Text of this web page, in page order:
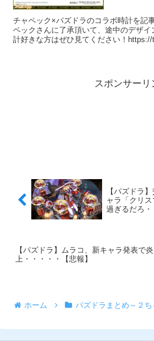
チャペック×パズドラのコラボ時計を記
ペックさんに了承頂いて、途中のデザ
計好きな方はぜひ見てください！
スポンサーリ
【パズドラ
ャラ「クリ
過ぎるだろ・
【パズドラ】ムラコ、新キャラ発表で炎
上・・・・・【悲報】
ホーム パズドラまとめ～２ち